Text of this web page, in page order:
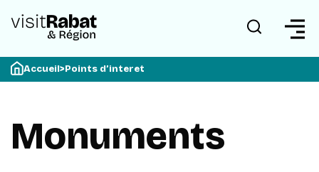
Accueil>Points d’interet
Monuments